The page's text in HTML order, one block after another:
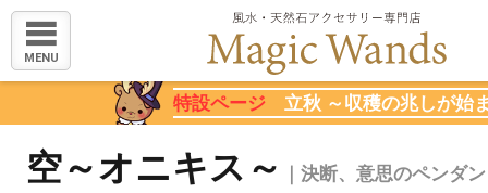
MENU
特設ページ立秋 ～収穫の兆しが始
空～オニキス～ ｜決断、意思のペンダ